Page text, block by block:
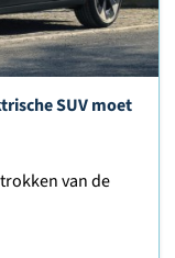
SUV moet
van de